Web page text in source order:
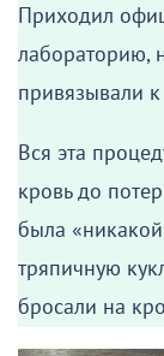
Приходил
лабораторию,
привязывали
Вся эта
кровь до
была
тряпичную
бросали на